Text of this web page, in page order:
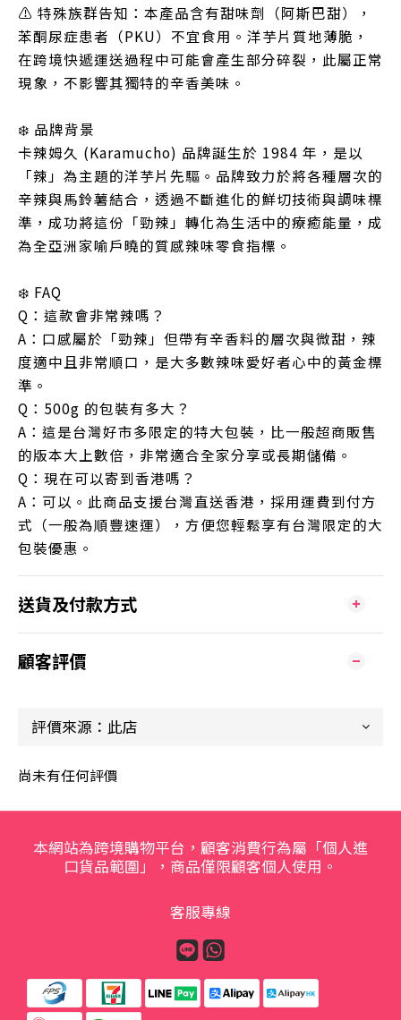
⚠️ 特殊族群告知：本產品含有甜味劑（阿斯巴甜），
苯酮尿症患者（PKU）不宜食用。洋芋片質地薄脆，
在跨境快遞運送過程中可能會產生部分碎裂，此屬正常
現象，不影響其獨特的辛香美味。
❄️ 品牌背景
卡辣姆久 (Karamucho) 品牌誕生於 1984 年，是以
「辣」為主題的洋芋片先驅。品牌致力於將各種層次的
辛辣與馬鈴薯結合，透過不斷進化的鮮切技術與調味標
準，成功將這份「勁辣」轉化為生活中的療癒能量，成
為全亞洲家喻戶曉的質感辣味零食指標。
❄️ FAQ
Q：這款會非常辣嗎？
A：口感屬於「勁辣」但帶有辛香料的層次與微甜，辣
度適中且非常順口，是大多數辣味愛好者心中的黃金標
準。
Q：500g 的包裝有多大？
A：這是台灣好市多限定的特大包裝，比一般超商販售
的版本大上數倍，非常適合全家分享或長期儲備。
Q：現在可以寄到香港嗎？
A：可以。此商品支援台灣直送香港，採用運費到付方
式（一般為順豐速運），方便您輕鬆享有台灣限定的大
包裝優惠。
送貨及付款方式
顧客評價
尚未有任何評價
本網站為跨境購物平台，顧客消費行為屬「個人進
口貨品範圍」，商品僅限顧客個人使用。
客服專線